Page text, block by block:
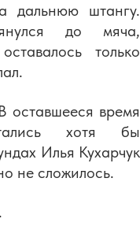
дальнюю штангу.
до мяча,
только
оставшееся время
хотя бы
Илья Кухарчук
не сложилось.